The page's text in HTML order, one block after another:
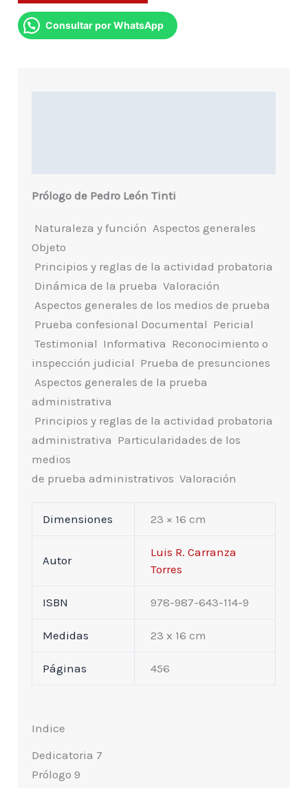
Consultar por WhatsApp
Prólogo de Pedro León Tinti
 Naturaleza y función  Aspectos generales
Objeto
 Principios y reglas de la actividad probatoria
 Dinámica de la prueba  Valoración
 Aspectos generales de los medios de prueba
 Prueba confesional Documental  Pericial
 Testimonial  Informativa  Reconocimiento o
inspección judicial  Prueba de presunciones
 Aspectos generales de la prueba
administrativa
 Principios y reglas de la actividad probatoria
administrativa  Particularidades de los
medios
de prueba administrativos  Valoración
Dimensiones 23 × 16 cm
Autor
Luis R. Carranza
Torres
ISBN 978-987-643-114-9
Medidas 23 x 16 cm
Páginas 456
Indice
Dedicatoria 7
Prólogo 9